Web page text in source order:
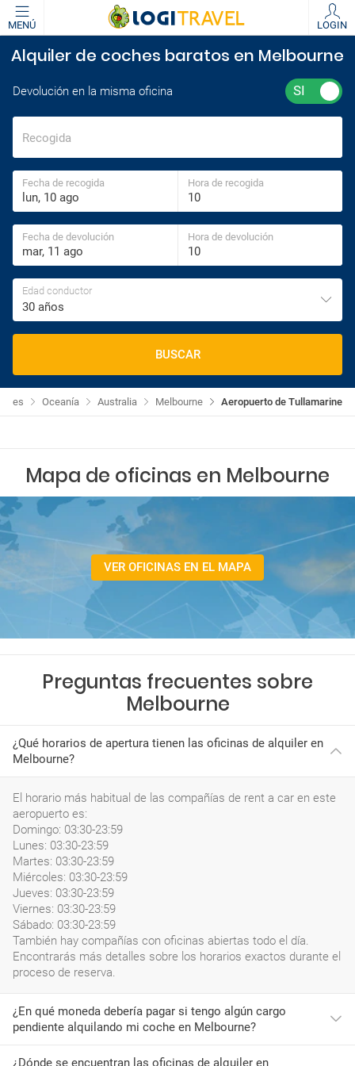
MENÚ LOGIN
Alquiler de coches baratos en Melbourne
Devolución en la misma oficina
Recogida
Fecha de recogida Hora de recogida
Fecha de devolución Hora de devolución
Edad conductor
30 años
BUSCAR
Aeropuerto de Tullamarine
Melbourne
Australia
Oceanía
Mapa de oficinas en Melbourne
VER OFICINAS EN EL MAPA
Preguntas frecuentes sobre
Melbourne
¿Qué horarios de apertura tienen las oficinas de alquiler en
Melbourne?
El horario más habitual de las compañías de rent a car en este
aeropuerto es:
Domingo: 03:30-23:59
Lunes: 03:30-23:59
Martes: 03:30-23:59
Miércoles: 03:30-23:59
Jueves: 03:30-23:59
Viernes: 03:30-23:59
Sábado: 03:30-23:59
También hay compañías con oficinas abiertas todo el día.
Encontrarás más detalles sobre los horarios exactos durante el
proceso de reserva.
¿En qué moneda debería pagar si tengo algún cargo
pendiente alquilando mi coche en Melbourne?
¿Dónde se encuentran las oficinas de alquiler en